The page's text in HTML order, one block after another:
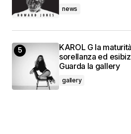
news
KAROL G la
sorellanza ed
Guarda la gallery
gallery